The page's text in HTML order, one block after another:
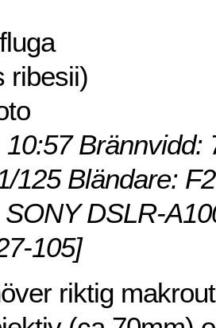
Brännvidd:
125 Bländare:
DSLR-
105]
riktig